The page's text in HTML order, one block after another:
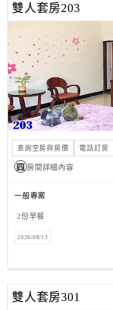
聯
Line
線
上
客
服
紅
利
查
訂
房
Q&A
旅
卡
雙人套房203
查詢空房與房價 電話訂房
房間詳細內容
一般專案
2份早餐
2026/08/13
雙人套房301